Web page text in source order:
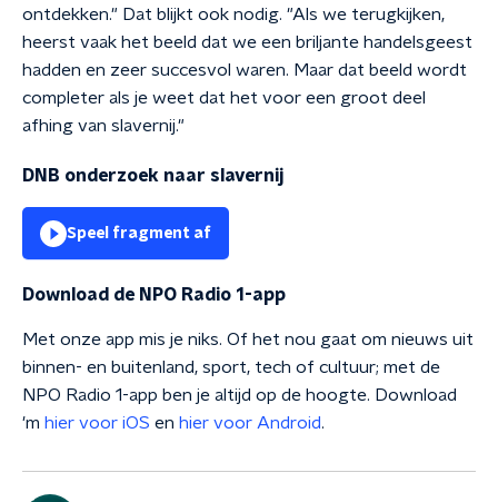
ontdekken." Dat blijkt ook nodig. "Als we terugkijken,
heerst vaak het beeld dat we een briljante handelsgeest
hadden en zeer succesvol waren. Maar dat beeld wordt
completer als je weet dat het voor een groot deel
afhing van slavernij."
DNB onderzoek naar slavernij
Speel fragment af
Download de NPO Radio 1-app
Met onze app mis je niks. Of het nou gaat om nieuws uit
binnen- en buitenland, sport, tech of cultuur; met de
NPO Radio 1-app ben je altijd op de hoogte. Download
'm hier voor iOS en hier voor Android.